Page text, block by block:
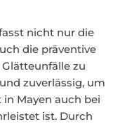
nicht nur die
die präventive
zu
zuverlässig, um
Mayen auch bei
ist. Durch